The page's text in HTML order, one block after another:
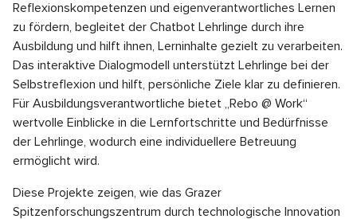
Reflexionskompetenzen und eigenverantwortliches Lernen
zu fördern, begleitet der Chatbot Lehrlinge durch ihre
Ausbildung und hilft ihnen, Lerninhalte gezielt zu verarbeiten.
Das interaktive Dialogmodell unterstützt Lehrlinge bei der
Selbstreflexion und hilft, persönliche Ziele klar zu definieren.
Für Ausbildungsverantwortliche bietet „Rebo @ Work“
wertvolle Einblicke in die Lernfortschritte und Bedürfnisse
der Lehrlinge, wodurch eine individuellere Betreuung
ermöglicht wird.
Diese Projekte zeigen, wie das Grazer
Spitzenforschungszentrum durch technologische Innovation